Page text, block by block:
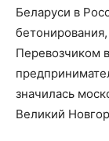
Беларуси в
Перевозчиком
значилась
Великий